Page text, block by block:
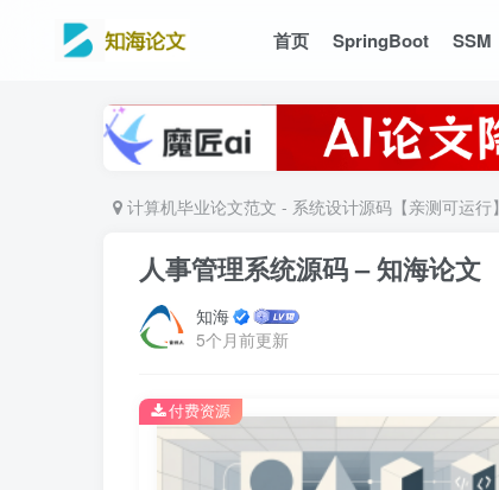
首页 SpringBoot SSM
计算机毕业论文范文 - 系统设计源码【亲测可运行
人事管理系统源码 – 知海论文
知海
5个月前更新
付费资源